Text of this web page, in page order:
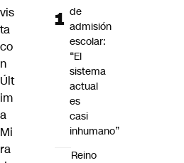
vis
ta
co
n
Últ
im
a
Mi
ra
de
admisión
escolar:
“El
sistema
actual
es
casi
inhumano”
Reino